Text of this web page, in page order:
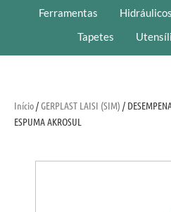
Ferramentas
Hidráulicos
Tapetes
Início/GERPLAST LAISI (SIM) /
ESPUMA AKROSUL